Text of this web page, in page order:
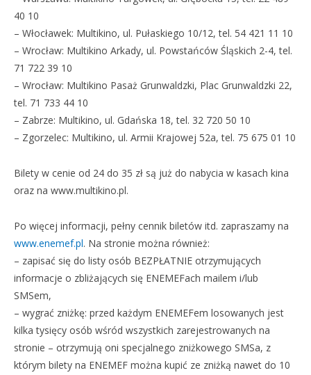
40 10
– Włocławek: Multikino, ul. Pułaskiego 10/12, tel. 54 421 11 10
– Wrocław: Multikino Arkady, ul. Powstańców Śląskich 2-4, tel.
71 722 39 10
– Wrocław: Multikino Pasaż Grunwaldzki, Plac Grunwaldzki 22,
tel. 71 733 44 10
– Zabrze: Multikino, ul. Gdańska 18, tel. 32 720 50 10
– Zgorzelec: Multikino, ul. Armii Krajowej 52a, tel. 75 675 01 10
Bilety w cenie od 24 do 35 zł są już do nabycia w kasach kina
oraz na www.multikino.pl.
Po więcej informacji, pełny cennik biletów itd. zapraszamy na
www.enemef.pl. Na stronie można również:
– zapisać się do listy osób BEZPŁATNIE otrzymujących
informacje o zbliżających się ENEMEFach mailem i/lub
SMSem,
– wygrać zniżkę: przed każdym ENEMEFem losowanych jest
kilka tysięcy osób wśród wszystkich zarejestrowanych na
stronie – otrzymują oni specjalnego zniżkowego SMSa, z
którym bilety na ENEMEF można kupić ze zniżką nawet do 10